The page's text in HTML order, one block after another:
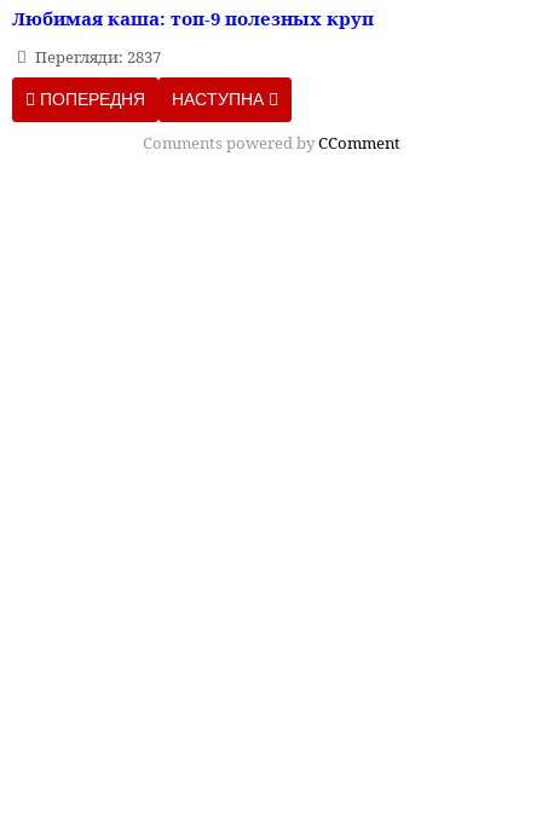
Любимая каша: топ-9 полезных круп
Перегляди: 2837
ПОПЕРЕДНЯ СТАТТЯ: САЛАТ «ЖЕМЧУЖНЫЙ»
ПОПЕРЕДНЯ НАСТУПНА СТАТТЯ: СОЧНИКИ С ТВОРОГОМ
НАСТУПНА
Comments powered byCComment